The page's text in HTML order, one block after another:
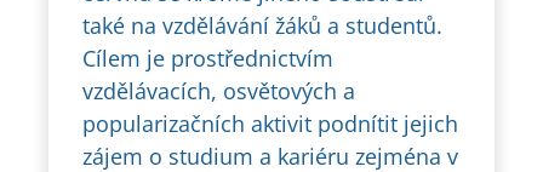
také na vzdělávání žáků a studentů.
Cílem je prostřednictvím
vzdělávacích, osvětových a
popularizačních aktivit podnítit jejich
zájem o studium a kariéru zejména v